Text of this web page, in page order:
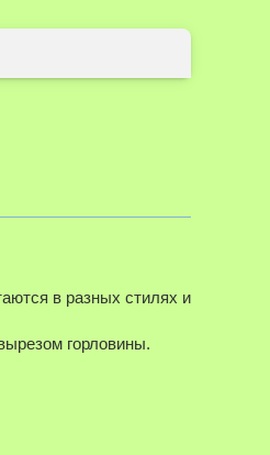
в разных стилях и
горловины.